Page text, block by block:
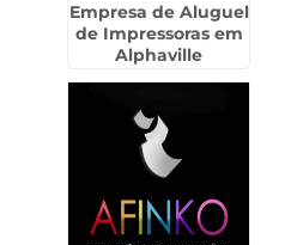
Empresa de Aluguel
de Impressoras em
Alphaville